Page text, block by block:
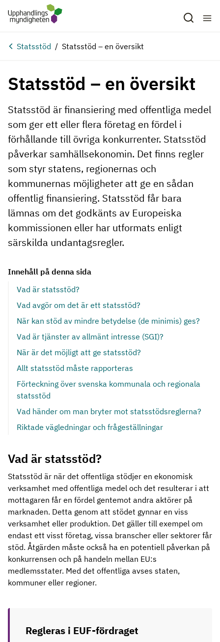
Hoppa till huvudinnehåll
Statsstöd Statsstöd – en översikt
Statsstöd – en översikt
Statsstöd är finansiering med offentliga medel
som ger ett eller flera företag en fördel i
förhållande till övriga konkurrenter. Statsstöd
påverkar samhällsekonomin. Det finns regler
som styr statens, regionernas och
kommunernas möjligheter att ge en sådan
offentlig finansiering. Statsstöd får bara
lämnas om det godkänts av Europeiska
kommissionen eller har utformats enligt
särskilda undantagsregler.
Innehåll på denna sida
Vad är statsstöd?
Vad avgör om det är ett statsstöd?
När kan stöd av mindre betydelse (de minimis) ges?
Vad är tjänster av allmänt intresse (SGI)?
När är det möjligt att ge statsstöd?
Allt statsstöd måste rapporteras
Förteckning över svenska kommunala och regionala
statsstöd
Vad händer om man bryter mot statsstödsreglerna?
Riktade vägledningar och frågeställningar
Vad är statsstöd?
Statsstöd är när det offentliga stödjer en ekonomisk
verksamhet med offentliga medel och det resulterar i att
mottagaren får en fördel gentemot andra aktörer på
marknaden. Detta genom att stödet gynnar en viss
verksamhet eller produktion. Det gäller till exempel om
endast ett visst företag, vissa branscher eller sektorer får
stöd. Åtgärden måste också ha en potentiell påverkan på
konkurrensen och på handeln mellan EU:s
medlemsstater. Med det offentliga avses staten,
kommuner eller regioner.
Regleras i EUF-fördraget